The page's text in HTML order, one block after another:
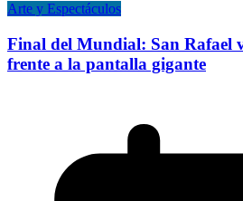
Arte y Espectáculos
Final del Mundial: San Rafael
frente a la pantalla gigante